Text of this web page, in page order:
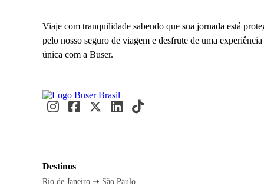
Viaje com tranquilidade sabendo que sua jornada está
pelo nosso seguro de viagem e desfrute de uma experiência
única com a Buser.
Destinos
Rio de Janeiro ➝ São Paulo